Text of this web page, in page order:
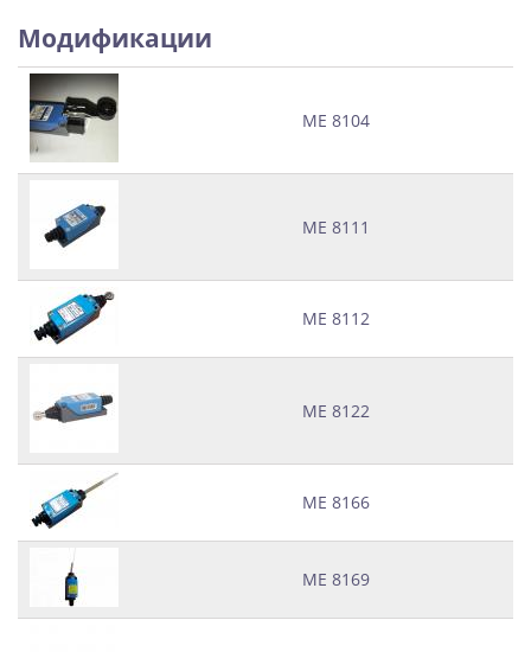
Модификации
МЕ 8104
МЕ 8111
МЕ 8112
МЕ 8122
МЕ 8166
МЕ 8169